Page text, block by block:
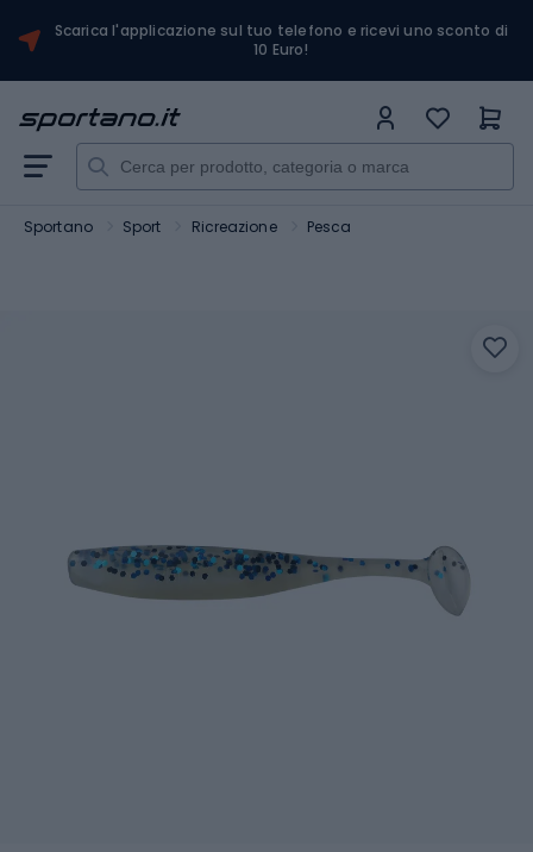
Scarica l'applicazione sul tuo telefono e ricevi uno sconto di
10 Euro!
Sportano Sport Ricreazione Pesca